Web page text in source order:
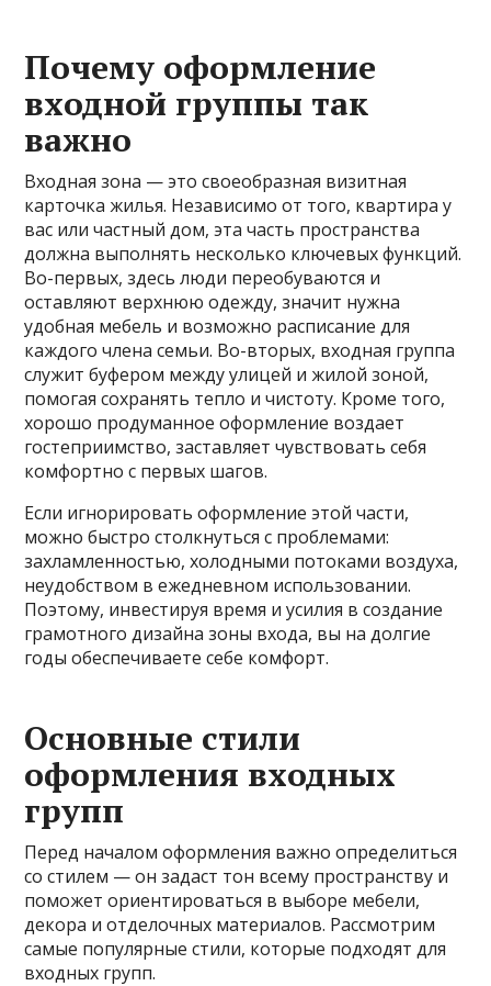
Почему оформление
входной группы так
важно
Входная зона — это своеобразная визитная
карточка жилья. Независимо от того, квартира у
вас или частный дом, эта часть пространства
должна выполнять несколько ключевых функций.
Во-первых, здесь люди переобуваются и
оставляют верхнюю одежду, значит нужна
удобная мебель и возможно расписание для
каждого члена семьи. Во-вторых, входная группа
служит буфером между улицей и жилой зоной,
помогая сохранять тепло и чистоту. Кроме того,
хорошо продуманное оформление воздает
гостеприимство, заставляет чувствовать себя
комфортно с первых шагов.
Если игнорировать оформление этой части,
можно быстро столкнуться с проблемами:
захламленностью, холодными потоками воздуха,
неудобством в ежедневном использовании.
Поэтому, инвестируя время и усилия в создание
грамотного дизайна зоны входа, вы на долгие
годы обеспечиваете себе комфорт.
Основные стили
оформления входных
групп
Перед началом оформления важно определиться
со стилем — он задаст тон всему пространству и
поможет ориентироваться в выборе мебели,
декора и отделочных материалов. Рассмотрим
самые популярные стили, которые подходят для
входных групп.